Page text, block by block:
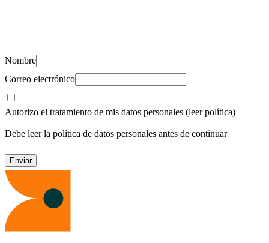
Nombre
Correo electrónico
Autorizo el tratamiento de mis datos personales (leer política)
Debe leer la política de datos personales antes de continuar